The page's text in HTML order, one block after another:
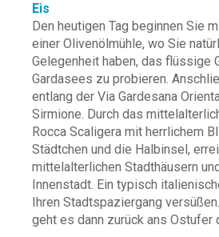
Eis
Den heutigen Tag beginnen Sie
einer Olivenölmühle, wo Sie
Gelegenheit haben, das flüssige
Gardasees zu probieren.
entlang der Via Gardesana
Sirmione. Durch das
Rocca Scaligera mit herrlichem
Städtchen und die Halbinsel,
mittelalterlichen Stadthäusern
Innenstadt. Ein typisch
Ihren Stadtspaziergang
geht es dann zurück ans Ostufer